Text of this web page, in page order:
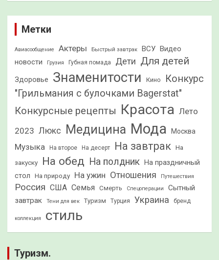
Метки
Авиасообщение Актеры Быстрый завтрак ВСУ
Видео
новости
Грузия Губная помада Дети Для детей
Здоровье Знаменитости Кино
Конкурс
"Грильмания с булочками Bagerstat"
Конкурсные рецепты Красота Лето
2023 Люкс Медицина Мода Москва
Музыка На второе На десерт На завтрак На
закуску На обед На полдник
На праздничный
стол
На природу На ужин Отношения Путешествия
Россия США Семья Смерть Спецоперации
Сытный
завтрак
Тени для век Туризм Турция Украина бренд
коллекция стиль
Туризм.